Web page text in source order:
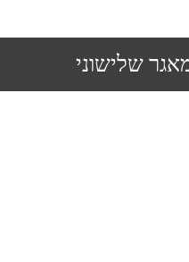
שלישוני